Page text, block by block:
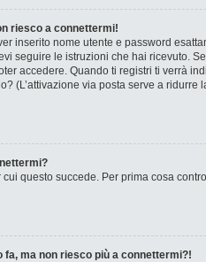
riesco a connettermi!
inserito nome utente e password
seguire le istruzioni che hai ricevuto.
accedere. Quando ti registri ti verrà
(L’attivazione via posta serve a
questo succede. Per prima cosa
fa, ma non riesco più a connettermi?!